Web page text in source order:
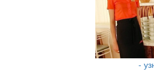
-